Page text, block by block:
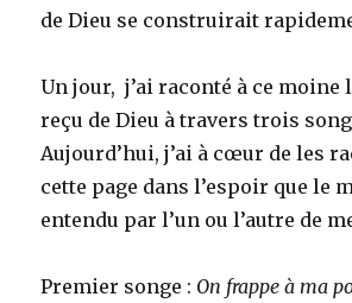
de Dieu se construirait
Un jour, j’ai raconté à ce moine
reçu de Dieu à travers trois
Aujourd’hui, j’ai à cœur de les
cette page dans l’espoir que le
entendu par l’un ou l’autre de
Premier songe : On frappe à ma